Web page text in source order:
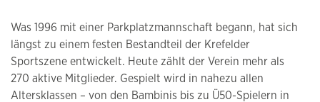
Was 1996 mit einer Parkplatzmannschaft begann, hat sich
längst zu einem festen Bestandteil der Krefelder
Sportszene entwickelt. Heute zählt der Verein mehr als
270 aktive Mitglieder. Gespielt wird in nahezu allen
Altersklassen – von den Bambinis bis zu Ü50-Spielern in